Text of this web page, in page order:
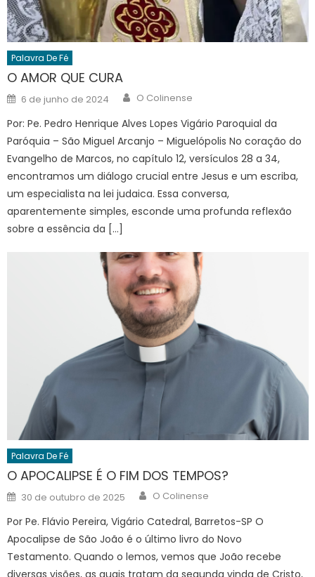
Palavra De Fé
O AMOR QUE CURA
Posted
on
6 de junho de 2024 Author
O Colinense
Por: Pe. Pedro Henrique Alves Lopes Vigário Paroquial da
Paróquia – São Miguel Arcanjo – Miguelópolis No coração do
Evangelho de Marcos, no capítulo 12, versículos 28 a 34,
encontramos um diálogo crucial entre Jesus e um escriba,
um especialista na lei judaica. Essa conversa,
aparentemente simples, esconde uma profunda reflexão
sobre a essência da […]
Palavra De Fé
O APOCALIPSE É O FIM DOS TEMPOS?
Posted
on
30 de outubro de 2025 Author
O Colinense
Por Pe. Flávio Pereira, Vigário Catedral, Barretos-SP O
Apocalipse de São João é o último livro do Novo
Testamento. Quando o lemos, vemos que João recebe